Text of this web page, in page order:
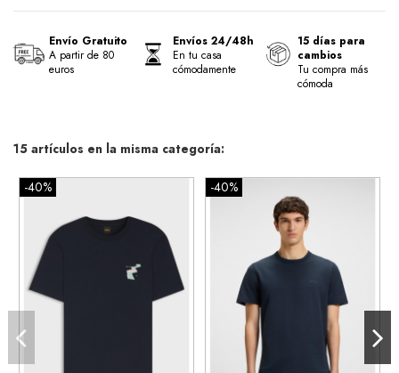
Envío Gratuito
A partir de 80
euros
Envíos 24/48h
En tu casa
cómodamente
15 días para
cambios
Tu compra más
cómoda
15 artículos en la misma categoría:
-40% -40%